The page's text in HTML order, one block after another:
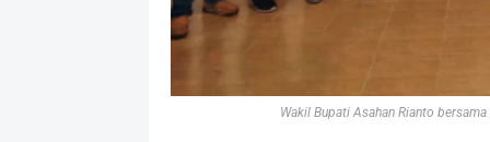
Wakil Bupati Asahan Rianto